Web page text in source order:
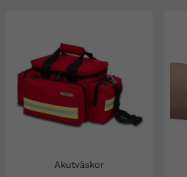
Akutväskor